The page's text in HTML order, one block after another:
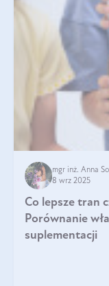
mgr inż. Anna
8 wrz 2025
Co lepsze tran
Porównanie
suplementacji